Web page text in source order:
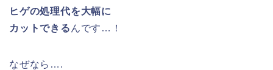
ヒゲの処理代を大幅に
カットできる んです…！
なぜなら….